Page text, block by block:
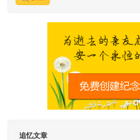
追忆文章